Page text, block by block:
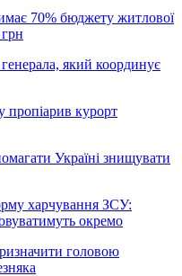
70% бюджету житлової
який координує
пропіарив курорт
Україні знищувати
харчування ЗСУ:
окремо
головою